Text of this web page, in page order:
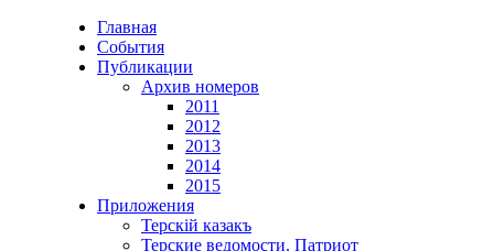
Главная
События
Публикации
Архив номеров
2011
2012
2013
2014
2015
Приложения
Терскiй казакъ
Терские ведомости. Патриот